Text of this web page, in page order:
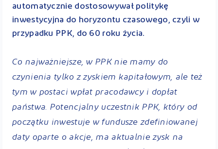
automatycznie dostosowywał politykę
inwestycyjna do horyzontu czasowego, czyli w
przypadku PPK, do 60 roku życia.
Co najważniejsze, w PPK nie mamy do
czynienia tylko z zyskiem kapitałowym, ale też
tym w postaci wpłat pracodawcy i dopłat
państwa. Potencjalny uczestnik PPK, który od
początku inwestuje w fundusze zdefiniowanej
daty oparte o akcje, ma aktualnie zysk na